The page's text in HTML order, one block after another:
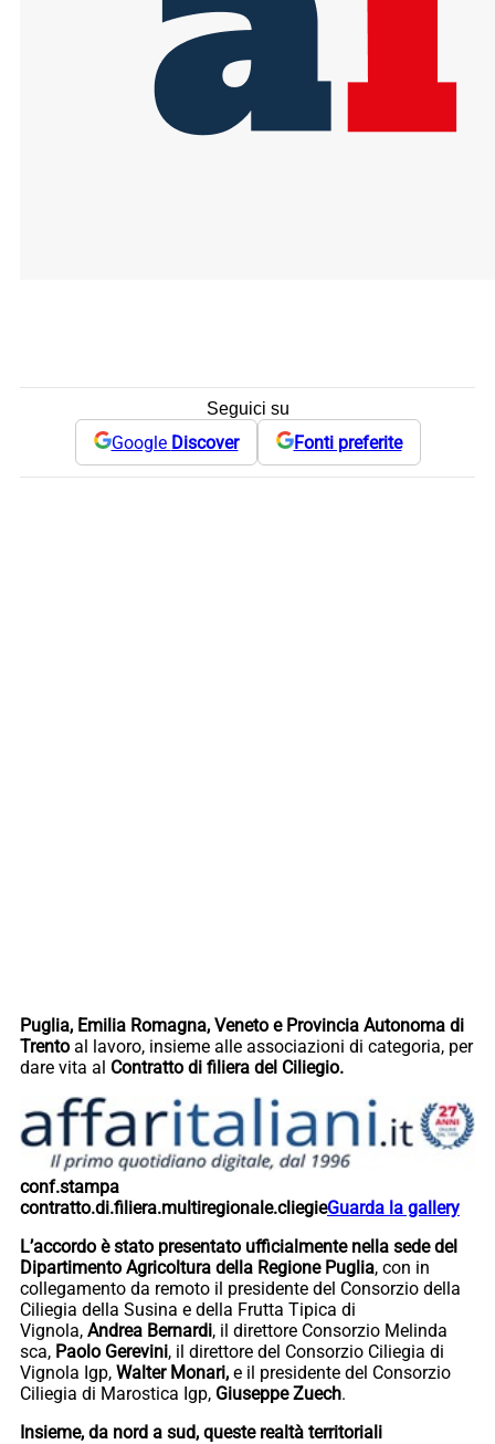
Seguici su
Google Discover Fonti preferite
Puglia, Emilia Romagna, Veneto e Provincia Autonoma di
Trento al lavoro, insieme alle associazioni di categoria, per
dare vita al Contratto di filiera del Ciliegio.
conf.stampa
contratto.di.filiera.multiregionale.cliegieGuarda la gallery
L’accordo è stato presentato ufficialmente nella sede del
Dipartimento Agricoltura della Regione Puglia, con in
collegamento da remoto il presidente del Consorzio della
Ciliegia della Susina e della Frutta Tipica di
Vignola, Andrea Bernardi, il direttore Consorzio Melinda
sca, Paolo Gerevini, il direttore del Consorzio Ciliegia di
Vignola Igp, Walter Monari, e il presidente del Consorzio
Ciliegia di Marostica Igp, Giuseppe Zuech.
Insieme, da nord a sud, queste realtà territoriali